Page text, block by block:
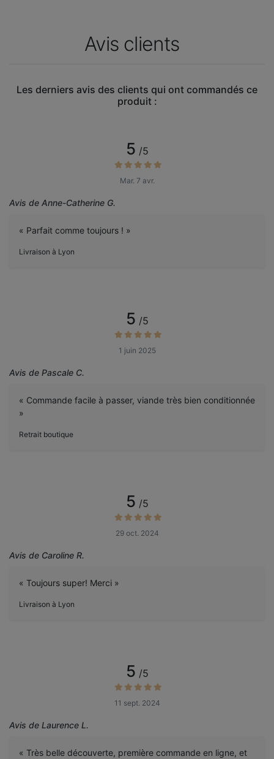
Avis clients
Les derniers avis des clients qui ont commandés ce
produit :
5 /5
Mar. 7 avr.
Avis de Anne-Catherine G.
« Parfait comme toujours ! »
Livraison à Lyon
5 /5
1 juin 2025
Avis de Pascale C.
« Commande facile à passer, viande très bien conditionnée
»
Retrait boutique
5 /5
29 oct. 2024
Avis de Caroline R.
« Toujours super! Merci »
Livraison à Lyon
5 /5
11 sept. 2024
Avis de Laurence L.
« Très belle découverte, première commande en ligne, et